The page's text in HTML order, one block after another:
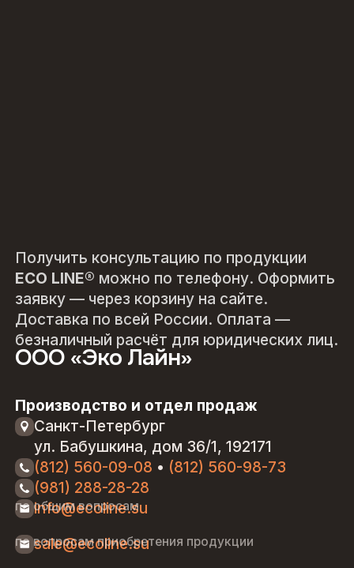
Получить консультацию по продукции
ECO LINE® можно по телефону. Оформить
заявку — через корзину на сайте.
Доставка по всей России. Оплата —
безналичный расчёт для юридических лиц.
ООО «Эко Лайн»
Производство и отдел продаж
Санкт-Петербург
ул. Бабушкина, дом 36/1, 192171
(812) 560-09-08 • (812) 560-98-73
(981) 288-28-28
info@ecoline.su
по общим вопросам
sale@ecoline.su
по вопросам приобретения продукции